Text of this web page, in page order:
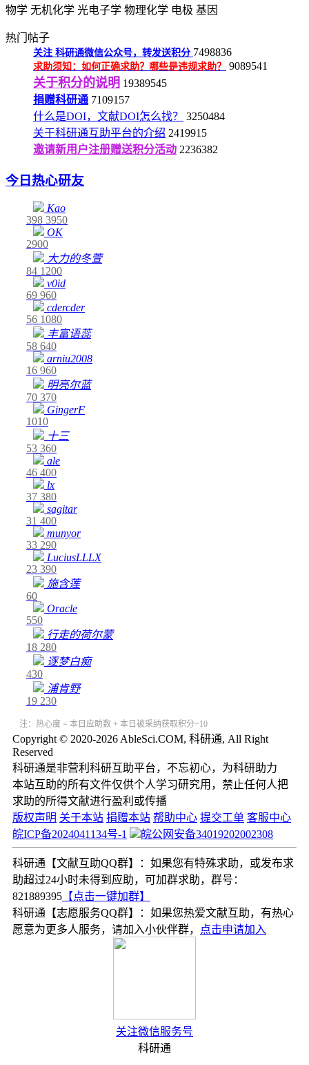
物学 无机化学 光电子学 物理化学 电极 基因
热门帖子
关注 科研通微信公众号，转发送积分 7498836
求助须知：如何正确求助？哪些是违规求助？ 9089541
关于积分的说明 19389545
捐赠科研通 7109157
什么是DOI，文献DOI怎么找？
3250484
关于科研通互助平台的介绍 2419915
邀请新用户注册赠送积分活动 2236382
今日热心研友
Kao
398 3950
OK
2900
大力的冬萱
84 1200
v0id
69 960
cdercder
56 1080
丰富语蕊
58 640
arniu2008
16 960
明亮尔蓝
70 370
GingerF
1010
十三
53 360
ale
46 400
lx
37 380
sagitar
31 400
munyor
33 290
LuciusLLLX
23 390
施含莲
60
Oracle
550
行走的荷尔蒙
18 280
逐梦白痴
430
浦肯野
19 230
注：热心度 = 本日应助数 + 本日被采纳获取积分÷10
Copyright © 2020-2026 AbleSci.COM, 科研通, All Right
Reserved
科研通是非营利科研互助平台，不忘初心，为科研助力
本站互助的所有文件仅供个人学习研究用，禁止任何人把
求助的所得文献进行盈利或传播
版权声明 关于本站 捐赠本站 帮助中心 提交工单 客服中心
皖ICP备2024041134号-1
皖公网安备34019202002308
科研通【文献互助QQ群】：如果您有特殊求助，或发布求
助超过24小时未得到应助，可加群求助，群号：
821889395 【点击一键加群】
科研通【志愿服务QQ群】：如果您热爱文献互助，有热心
愿意为更多人服务，请加入小伙伴群，
点击申请加入
关注微信服务号
科研通